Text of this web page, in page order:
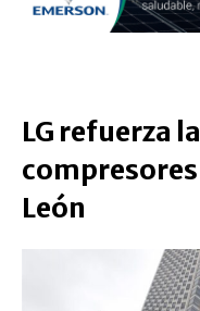
LG refuerza
León